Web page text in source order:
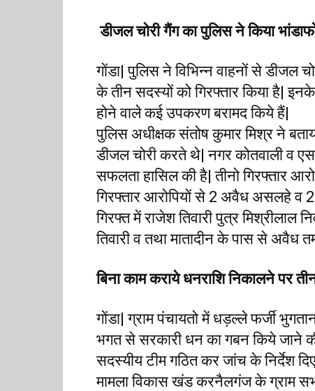
डीजल चोरी गैंग का पुलिस ने किया
गोंडा| पुलिस ने विभिन्न वाहनों से डीजल
के तीन सदस्यों को गिरफ्तार किया है|
होने वाले कई उपकरण बरामद किये हैं|
पुलिस अधीक्षक संतोष कुमार मिश्र ने
डीजल चोरी करते थे| नगर कोतवाली व
सफलता हासिल की है| तीनो गिरफ्तार
गिरफ्तार आरोपियों से 2 अवैध असलहे व 2
गिरफ्त में राजेश तिवारी पुत्र मिश्रीलाल
तिवारी व तथा मातादीन के पास से अवैध
बिना काम कराये धनराशि निकालने पर
गोंडा| ग्राम पंचायतो में धड़ल्ले फर्जी
भगत से सरकारी धन का गबन किये जाने
सदस्यीय टीम गठित कर जांच के निर्देश
मामला विकास खंड करनैलगंज के ग्राम